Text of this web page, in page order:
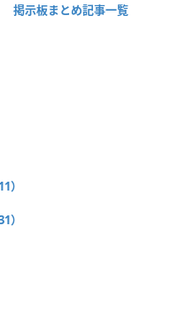
掲示板まとめ記事一覧
）
）